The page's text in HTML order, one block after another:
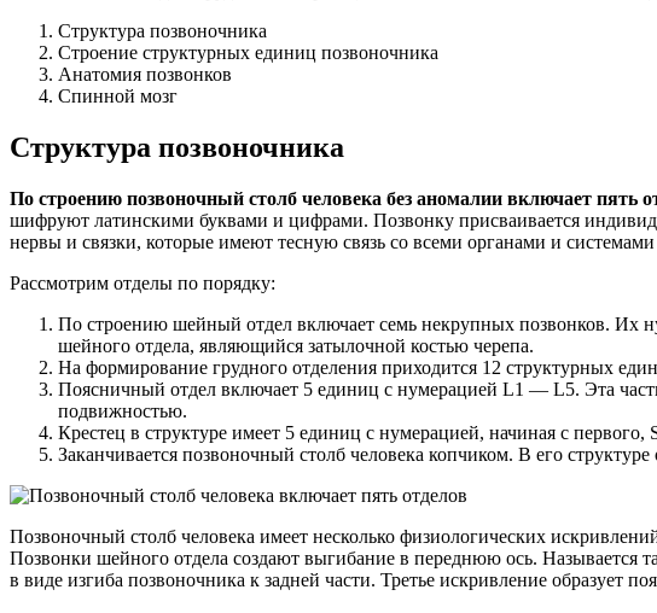
Структура позвоночника
Строение структурных единиц позвоночника
Анатомия позвонков
Спинной мозг
Структура позвоночника
По строению позвоночный столб человека без аномалии включает
шифруют латинскими буквами и цифрами. Позвонку присваивается
нервы и связки, которые имеют тесную связь со всеми органами и
Рассмотрим отделы по порядку:
По строению шейный отдел включает семь некрупных позвонков. Их
шейного отдела, являющийся затылочной костью черепа.
На формирование грудного отделения приходится 12 структурных
Поясничный отдел включает 5 единиц с нумерацией L1 — L5. Эта
подвижностью.
Крестец в структуре имеет 5 единиц с нумерацией, начиная с первого,
Заканчивается позвоночный столб человека копчиком. В его
Позвоночный столб человека имеет несколько физиологических
Позвонки шейного отдела создают выгибание в переднюю ось. Называется
в виде изгиба позвоночника к задней части. Третье искривление образует